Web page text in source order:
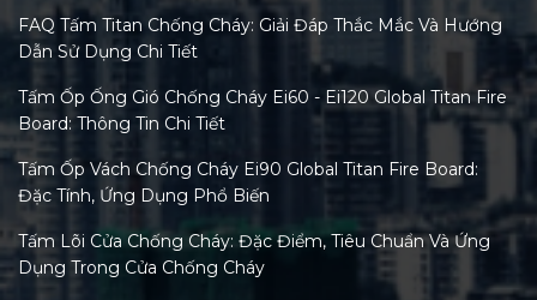
FAQ Tấm Titan Chống Cháy: Giải Đáp Thắc Mắc Và Hướng
Dẫn Sử Dụng Chi Tiết
Tấm Ốp Ống Gió Chống Cháy Ei60 - Ei120 Global Titan Fire
Board: Thông Tin Chi Tiết
Tấm Ốp Vách Chống Cháy Ei90 Global Titan Fire Board:
Đặc Tính, Ứng Dụng Phổ Biến
Tấm Lõi Cửa Chống Cháy: Đặc Điểm, Tiêu Chuẩn Và Ứng
Dụng Trong Cửa Chống Cháy